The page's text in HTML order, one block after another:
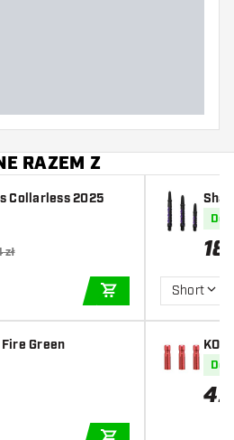
RAZEM Z
Target Rob Cross Collarless 2025
zł
DODAJ DO
Green
18
Short
r
4zł